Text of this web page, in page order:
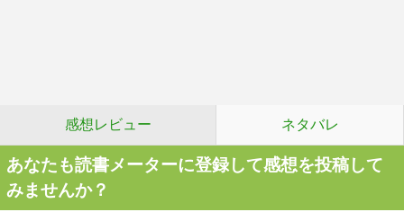
感想レビュー ネタバレ
あなたも読書メーターに登録して感想を投稿して
みませんか？